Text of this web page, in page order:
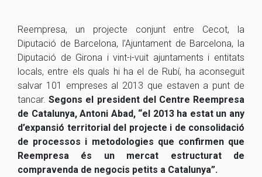
Reempresa, un projecte conjunt entre Cecot, la
Diputació de Barcelona, l’Ajuntament de Barcelona, la
Diputació de Girona i vint-i-vuit ajuntaments i entitats
locals, entre els quals hi ha el de Rubí, ha aconseguit
salvar 101 empreses al 2013 que estaven a punt de
tancar. Segons el president del Centre Reempresa
de Catalunya, Antoni Abad, “el 2013 ha estat un any
d’expansió territorial del projecte i de consolidació
de processos i metodologies que confirmen que
Reempresa és un mercat estructurat de
compravenda de negocis petits a Catalunya”.